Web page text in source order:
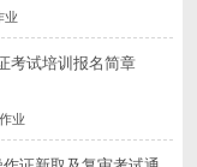
业
考试培训报名简章
业